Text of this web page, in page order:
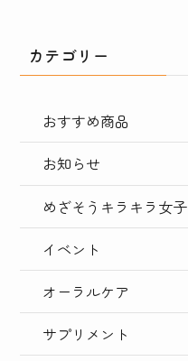
カテゴリー
おすすめ商品
お知らせ
めざそうキラキラ女子
イベント
オーラルケア
サプリメント